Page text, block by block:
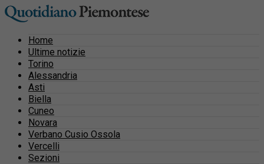
Home
Ultime notizie
Torino
Alessandria
Asti
Biella
Cuneo
Novara
Verbano Cusio Ossola
Vercelli
Sezioni